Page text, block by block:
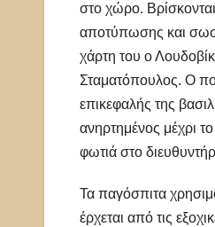
στο χώρο.
αποτύπωσης και
χάρτη του ο
Σταματόπουλος. Ο
επικεφαλής της
ανηρτημένος μέχρι
φωτιά στο
Τα παγόσπιτα
έρχεται από τις